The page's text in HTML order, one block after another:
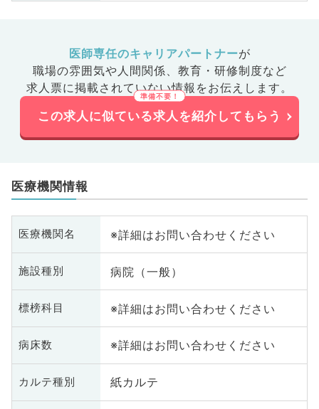
医師専任のキャリアパートナーが
職場の雰囲気や人間関係、 教育・研修制度など
求人票に掲載されていない情報をお伝えします。
この求人に似ている求人を紹介してもらう
医療機関情報
医療機関名 ※詳細はお問い合わせください
施設種別 病院（一般）
標榜科目 ※詳細はお問い合わせください
病床数 ※詳細はお問い合わせください
カルテ種別 紙カルテ